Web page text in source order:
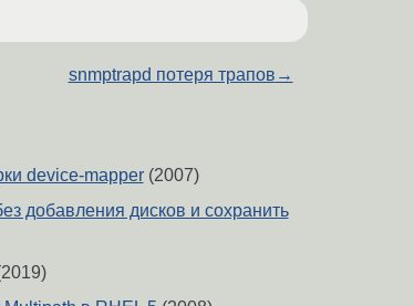
snmptrapd потеря трапов →
device-mapper(2007)
добавления дисков и сохранить